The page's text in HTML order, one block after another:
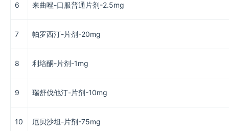
6 来曲唑-口服普通片剂-2.5mg
7 帕罗西汀-片剂-20mg
8 利培酮-片剂-1mg
9 瑞舒伐他汀-片剂-10mg
10 厄贝沙坦-片剂-75mg